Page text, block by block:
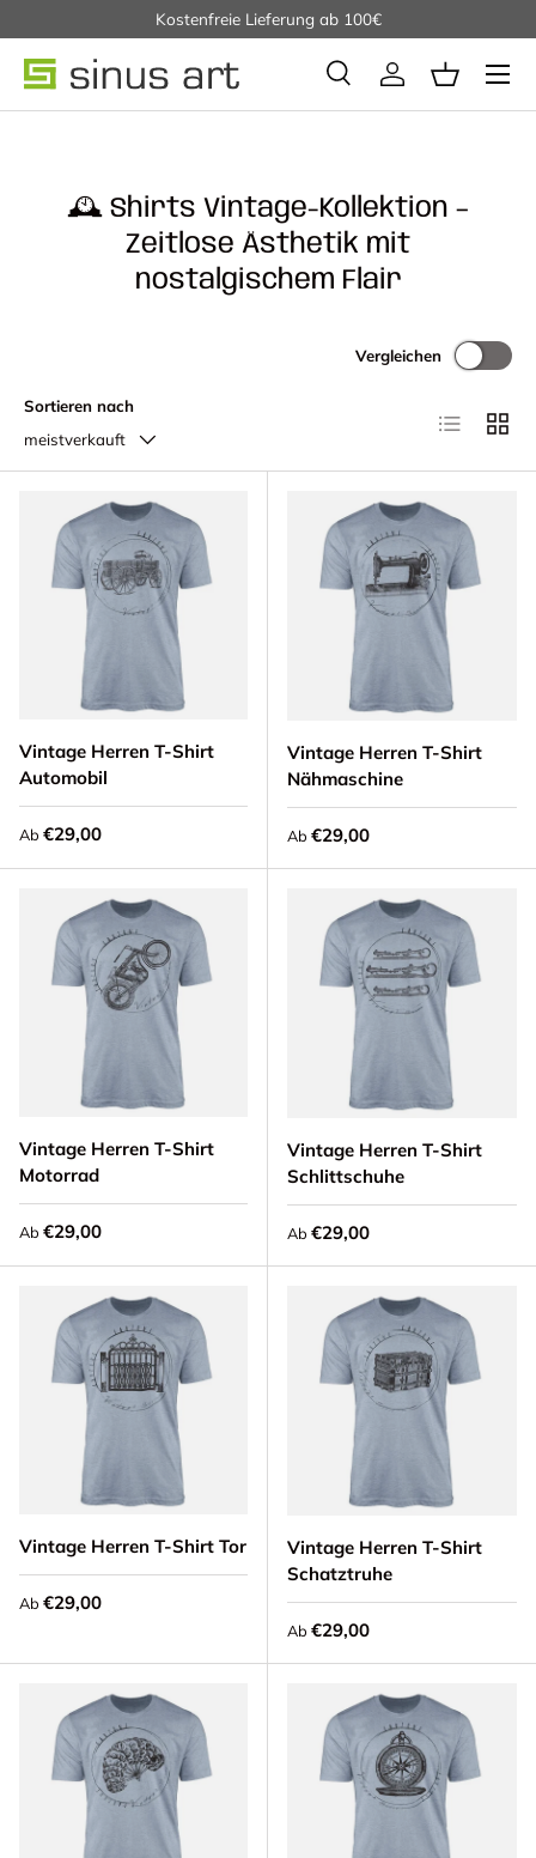
Direkt zum Inhalt
30 Rückgaberecht - Kostenfreie Lieferung ab 100€
Suchen
SucheEinloggen
🕰️ Shirts Vintage-Kollektion –
Zeitlose Ästhetik mit
nostalgischem Flair
Sortieren nach
meistverkauft
Vergleichen
Produktliste
Vintage Herren T-Shirt
Automobil
Ab Normaler Preis
€29,00
Vintage Herren T-Shirt
Nähmaschine
Ab Normaler Preis
€29,00
Vintage Herren T-Shirt
Motorrad
Ab Normaler Preis
€29,00
Vintage Herren T-Shirt
Schlittschuhe
Ab Normaler Preis
€29,00
Vintage Herren T-Shirt Tor
Ab Normaler Preis
€29,00
Vintage Herren T-Shirt
Schatztruhe
Ab Normaler Preis
€29,00